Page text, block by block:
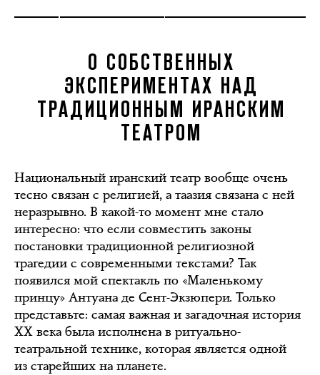
О СОБСТВЕННЫХ
ЭКСПЕРИМЕНТАХ НАД
ТРАДИЦИОННЫМ ИРАНСКИМ
ТЕАТРОМ
Национальный иранский театр вообще очень
тесно связан с религией, а таазия связана с ней
неразрывно. В какой-то момент мне стало
интересно: что если совместить законы
постановки традиционной религиозной
трагедии с современными текстами? Так
появился мой спектакль по «Маленькому
принцу» Антуана де Сент-Экзюпери. Только
представьте: самая важная и загадочная история
XX века была исполнена в ритуально-
театральной технике, которая является одной
из старейших на планете.